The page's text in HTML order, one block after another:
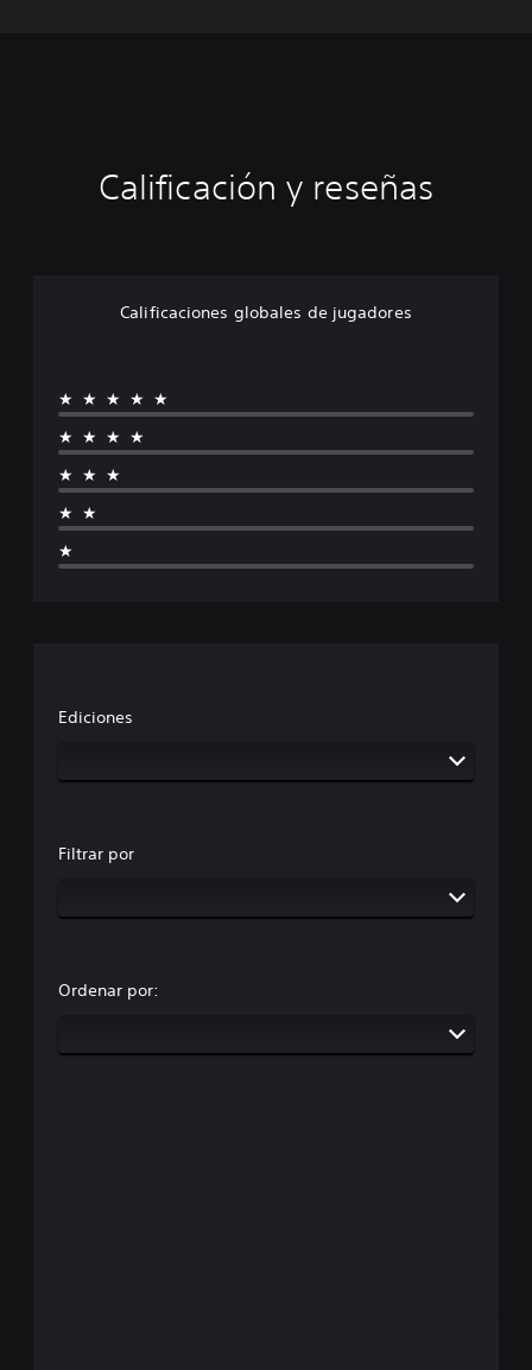
Calificación y reseñas
Calificaciones globales de jugadores
★★★★★
★★★★
★★★
★★
★
Ediciones
Filtrar por
Ordenar por: